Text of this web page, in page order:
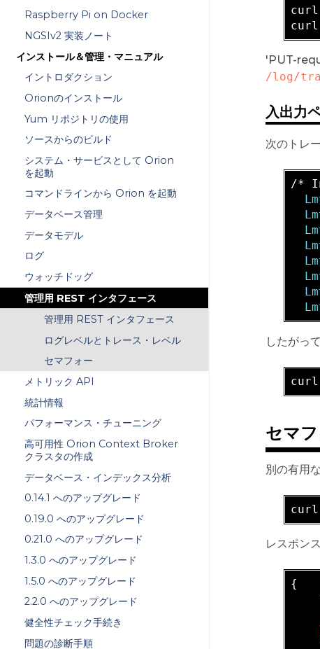
Raspberry Pi on Docker
NGSIv2 実装ノート
インストール＆管理・マニュアル
イントロダクション
Orionのインストール
Yum リポジトリの使用
ソースからのビルド
システム・サービスとして Orion
を起動
コマンドラインから Orion を起動
データベース管理
データモデル
ログ
ウォッチドッグ
管理用 REST インタフェース
管理用 REST インタフェース
ログレベルとトレース・レベル
セマフォー
メトリック API
統計情報
パフォーマンス・チューニング
高可用性 Orion Context Broker
クラスタの作成
データベース・インデックス分析
0.14.1 へのアップグレード
0.19.0 へのアップグレード
0.21.0 へのアップグレード
1.3.0 へのアップグレード
1.5.0 へのアップグレード
2.2.0 へのアップグレード
健全性チェック手続き
問題の診断手順
'PUT-
/log/
入出力
次のトレ
/*
したがっ
セマ
別の有用
curl
レスポン
{